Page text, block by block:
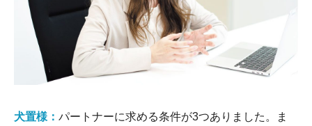
犬置様： パートナーに求める条件が3つありました。ま